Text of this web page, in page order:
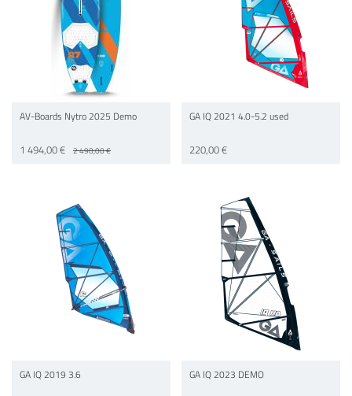
AV-Boards Nytro 2025 Demo
1 494,00 € 2 490,00 €
GA IQ 2021 4.0-5.2 used
220,00 €
GA IQ 2019 3.6 GA IQ 2023 DEMO